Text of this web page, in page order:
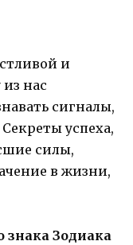
и
нас
сигналы,
успеха,
силы,
в жизни,
знака Зодиака